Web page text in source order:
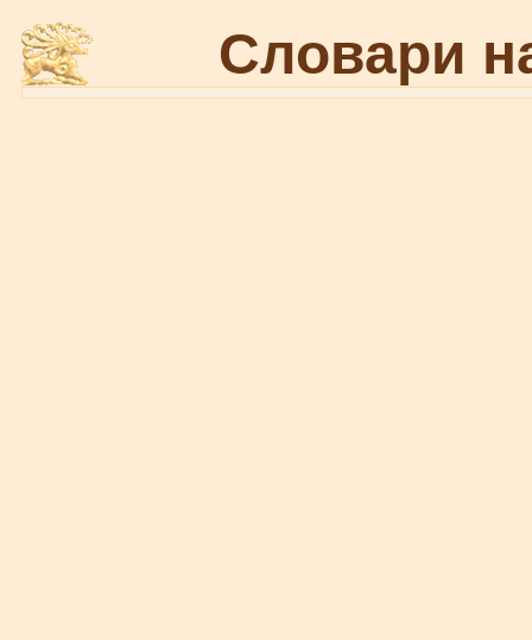
Словари